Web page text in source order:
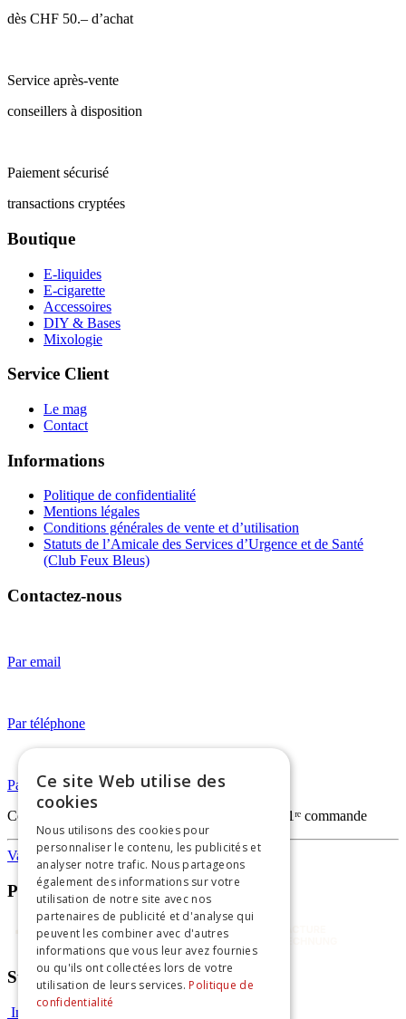
dès CHF 50.– d’achat
Service après-vente
conseillers à disposition
Paiement sécurisé
transactions cryptées
Boutique
E-liquides
E-cigarette
Accessoires
DIY & Bases
Mixologie
Service Client
Le mag
Contact
Informations
Politique de confidentialité
Mentions légales
Conditions générales de vente et d’utilisation
Statuts de l’Amicale des Services d’Urgence et de Santé
(Club Feux Bleus)
Contactez-nous
Par email
Par téléphone
Par WhatsApp
Code
— -20% sur votre 1ʳᵉ commande
Vapothèque
Paiements sécurisés
Suivez-nous
Instagram
Ce site Web utilise des
cookies
Nous utilisons des cookies pour
personnaliser le contenu, les publicités et
analyser notre trafic. Nous partageons
également des informations sur votre
utilisation de notre site avec nos
partenaires de publicité et d'analyse qui
peuvent les combiner avec d'autres
informations que vous leur avez fournies
ou qu'ils ont collectées lors de votre
utilisation de leurs services. Politique de
confidentialité